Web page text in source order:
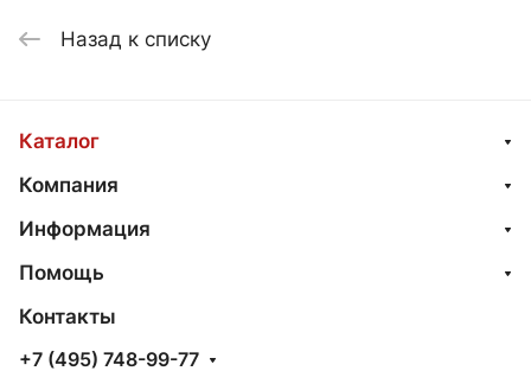
Назад к списку
Каталог
Компания
Информация
Помощь
Контакты
+7 (495) 748-99-77